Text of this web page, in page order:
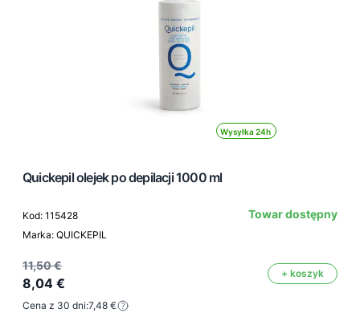
Wysyłka 24h
Quickepil olejek po depilacji 1000 ml
Kod: 115428
Marka: QUICKEPIL
Towar dostępny
11,50 €
8,04 €
+ koszyk
Cena z 30 dni:7,48 €